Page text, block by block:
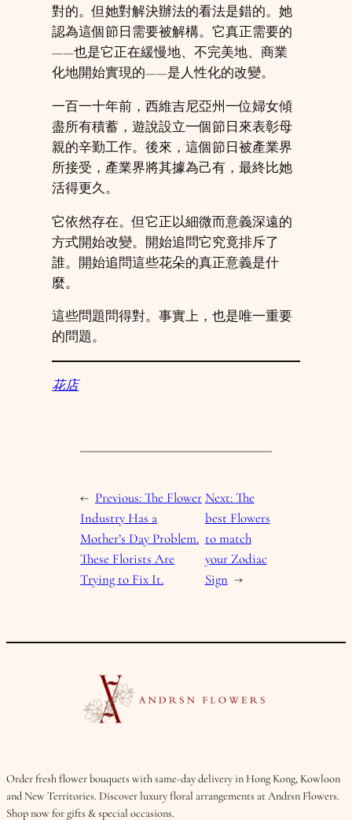
對的。但她對解決辦法的看法是錯的。她
認為這個節日需要被解構。它真正需要的
——也是它正在緩慢地、不完美地、商業
化地開始實現的——是人性化的改變。
一百一十年前，西維吉尼亞州一位婦女傾
盡所有積蓄，遊說設立一個節日來表彰母
親的辛勤工作。後來，這個節日被產業界
所接受，產業界將其據為己有，最終比她
活得更久。
它依然存在。但它正以細微而意義深遠的
方式開始改變。開始追問它究竟排斥了
誰。開始追問這些花朵的真正意義是什
麼。
這些問題問得對。事實上，也是唯一重要
的問題。
花店
← Previous:The Flower
Industry Has a
Mother’s Day Problem.
These Florists Are
Trying to Fix It.
Next:The
best Flowers
to match
your Zodiac
Sign →
Order fresh flower bouquets with same-day delivery in Hong Kong, Kowloon
and New Territories. Discover luxury floral arrangements at Andrsn Flowers.
Shop now for gifts & special occasions.